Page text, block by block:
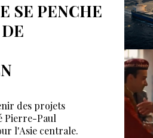
SE PENCHE
des projets
Pierre-Paul
l'Asie centrale.